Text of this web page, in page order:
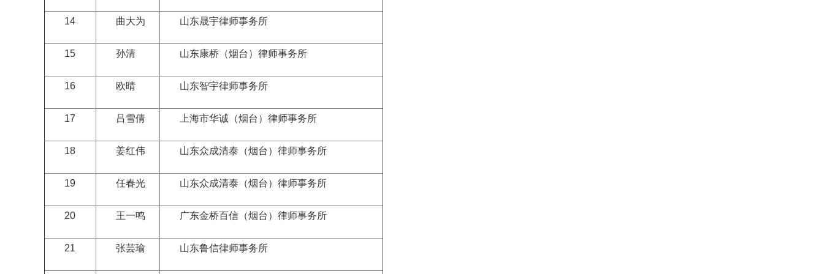
14 曲大为 山东晟宇律师事务所
15 孙清 山东康桥（烟台）律师事务所
16 欧晴 山东智宇律师事务所
17 吕雪倩 上海市华诚（烟台）律师事务所
18 姜红伟 山东众成清泰（烟台）律师事务所
19 任春光 山东众成清泰（烟台）律师事务所
20 王一鸣 广东金桥百信（烟台）律师事务所
21 张芸瑜 山东鲁信律师事务所